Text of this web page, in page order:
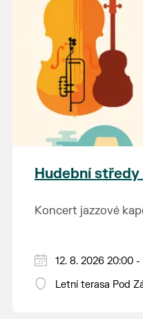
Hudební středy
Koncert jazzové
12. 8. 2026 20:00
Letní terasa Pod